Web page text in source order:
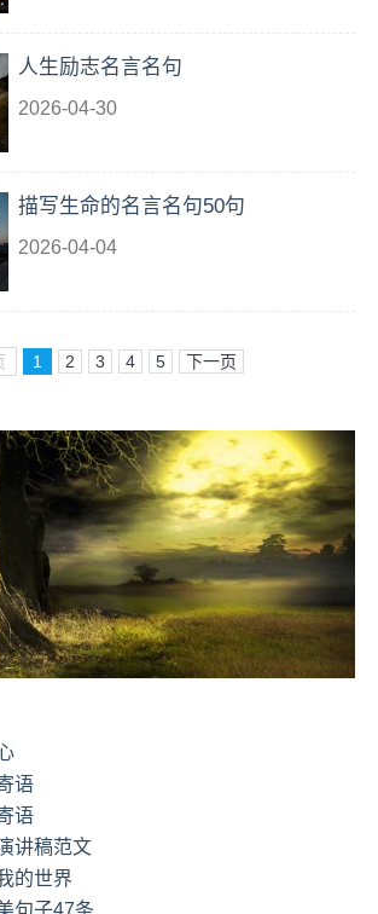
人生励志名言名句
2026-04-30
描写生命的名言名句50句
2026-04-04
1 2 3 4 5 下一页
语
语
讲稿范文
的世界
句子47条